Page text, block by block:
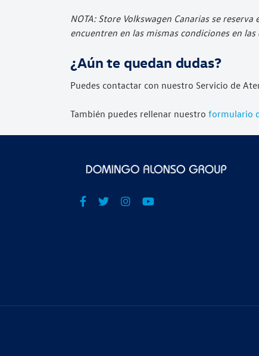
NOTA: Store Volkswagen Canarias se
encuentren en las mismas condiciones en
¿Aún te quedan dudas?
Puedes contactar con nuestro Servicio de
También puedes rellenar nuestro formulario